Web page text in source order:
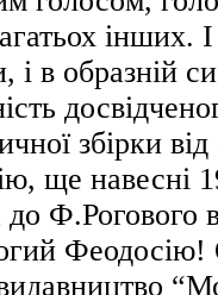
інших.
і в образній
збірки
ще навесні
Ф.Рогового